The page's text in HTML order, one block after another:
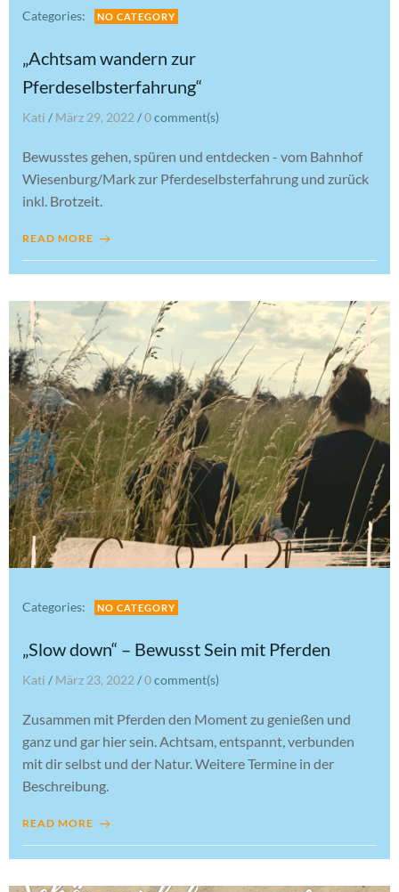
Categories: NO CATEGORY
„Achtsam wandern zur
Pferdeselbsterfahrung“
Kati / März 29, 2022 /0comment(s)
Bewusstes gehen, spüren und entdecken - vom Bahnhof
Wiesenburg/Mark zur Pferdeselbsterfahrung und zurück
inkl. Brotzeit.
READ MORE
Categories: NO CATEGORY
„Slow down“ – Bewusst Sein mit Pferden
Kati / März 23, 2022 /0comment(s)
Zusammen mit Pferden den Moment zu genießen und
ganz und gar hier sein. Achtsam, entspannt, verbunden
mit dir selbst und der Natur. Weitere Termine in der
Beschreibung.
READ MORE